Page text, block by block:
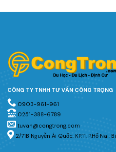
CÔNG TY TNHH TƯ VẤN CÔNG TRỌNG
0903-961-961
0251-388-6789
tuvan@congtrong.com
2/71B Nguyễn Ái Quốc, KP.11, P.Hố Nai,